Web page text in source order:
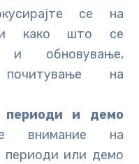
се на
како што се
и обновување,
на
периоди и демо
внимание на
периоди или демо